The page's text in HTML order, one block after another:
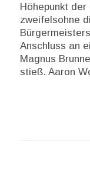
Höhepunkt
zweifelsohne
Anschluss an
Magnus
stieß. Aaron